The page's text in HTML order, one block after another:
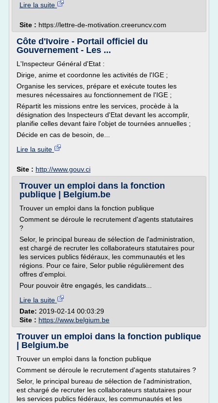
Lire la suite
Site : https://lettre-de-motivation.creeruncv.com
Côte d'Ivoire - Portail officiel du
Gouvernement - Les ...
L'Inspecteur Général d'Etat :
Dirige, anime et coordonne les activités de l'IGE ;
Organise les services, prépare et exécute toutes les
mesures nécessaires au fonctionnement de l'IGE ;
Répartit les missions entre les services, procède à la
désignation des Inspecteurs d'Etat devant les accomplir,
planifie celles devant faire l'objet de tournées annuelles ;
Décide en cas de besoin, de...
Lire la suite
Site : http://www.gouv.ci
Trouver un emploi dans la fonction
publique | Belgium.be
Trouver un emploi dans la fonction publique
Comment se déroule le recrutement d'agents statutaires
?
Selor, le principal bureau de sélection de l'administration,
est chargé de recruter les collaborateurs statutaires pour
les services publics fédéraux, les communautés et les
régions. Pour ce faire, Selor publie régulièrement des
offres d'emploi.
Pour pouvoir être engagés, les candidats...
Lire la suite
Date: 2019-02-14 00:03:29
Site : https://www.belgium.be
Trouver un emploi dans la fonction publique
| Belgium.be
Trouver un emploi dans la fonction publique
Comment se déroule le recrutement d'agents statutaires ?
Selor, le principal bureau de sélection de l'administration,
est chargé de recruter les collaborateurs statutaires pour
les services publics fédéraux, les communautés et les